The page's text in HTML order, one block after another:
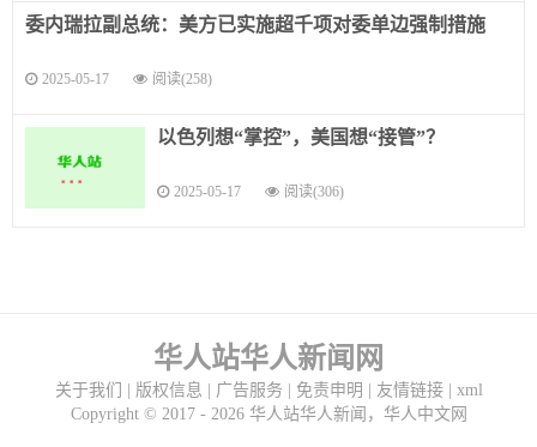
委内瑞拉副总统：美方已实施超千项对委单边强制措施
2025-05-17 阅读(258)
以色列想“掌控”，美国想“接管”？
2025-05-17 阅读(306)
华人站华人新闻网
关于我们 版权信息 广告服务 免责申明 友情链接| xml
Copyright © 2017 - 2026 华人站华人新闻，华人中文网